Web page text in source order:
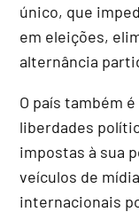
único, que
em eleições,
alternância
O país também
liberdades
impostas à sua
veículos de
internacionais